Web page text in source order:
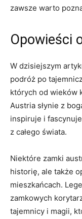
zawsze warto
Opowieści
W dzisiejszym
podróż po
których od wieków
Austria słynie z
inspiruje i
z całego świata.
Niektóre zamki
⁢historię, ale także
mieszkańcach.
zamkowych
tajemnicy⁤ i magii,